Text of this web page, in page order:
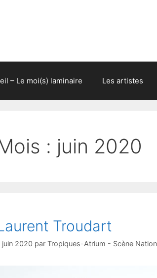
– Le moi(s) laminaire Les artistes
: juin 2020
Troudart
juin 2020 par Tropiques-Atrium - Scène